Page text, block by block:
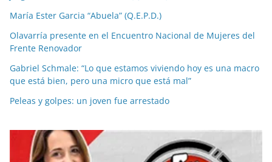
María Ester Garcia “Abuela” (Q.E.P.D.)
Olavarría presente en el Encuentro Nacional de Mujeres del
Frente Renovador
Gabriel Schmale: “Lo que estamos viviendo hoy es una macro
que está bien, pero una micro que está mal”
Peleas y golpes: un joven fue arrestado